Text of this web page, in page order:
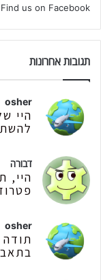
Find us on Facebook
תגובות אחרונות
osher
היי
דבורה
היי,
osher